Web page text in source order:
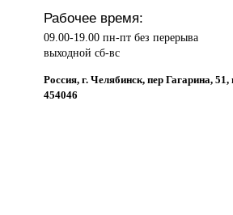
Рабочее время:
09.00-19.00 пн-пт без перерыва
выходной сб-вс
Россия, г. Челябинск, пер Гагарина,
454046